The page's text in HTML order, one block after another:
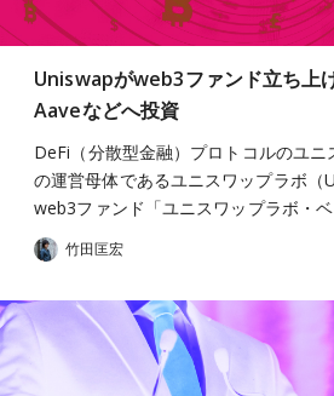
Uniswapがweb3ファンド立ち上
Aaveなどへ投資
DeFi（分散型金融）プロトコルのユニ
の運営母体であるユニスワップラボ（
web3ファンド「ユニスワップラボ・
竹田匡宏